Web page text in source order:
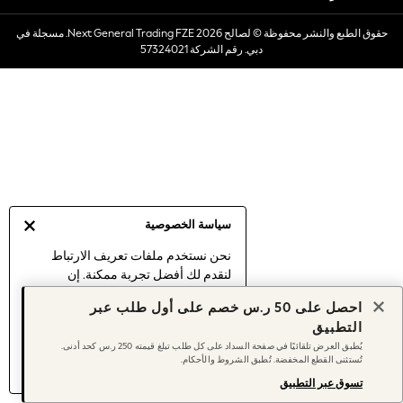
سياسة الخصوصية
نحن نستخدم ملفات تعريف الارتباط
لنقدم لك أفضل تجربة ممكنة. إن
موافقتك على استخدامنا لملفات تعريف
اكتشف المزيد عن إدارة إعدادات ملفات
تعريف الارتباط (الكوكيز).
Dresses
Occasionwear
Sets & Outfits
Sun Hats & Caps
Women's Holiday Shop
Women's Travel Styles
Dresses
Occasionwear
Linen Collection
Tops & T-Shirts
حقوق الطبع والنشر محفوظة © لصالح 2026 Next General Trading FZE. مسجلة في
دبي. رقم الشركة 57324021
احصل على 50 ر.س خصم على أول طلب عبر
التطبيق
يُطبق العرض تلقائيًا في صفحة السداد على كل طلب تبلغ قيمته 250 ر.س كحد أدنى.
تُستثنى القطع المخفضة. تُطبق الشروط والأحكام.
تسوق عبر التطبيق